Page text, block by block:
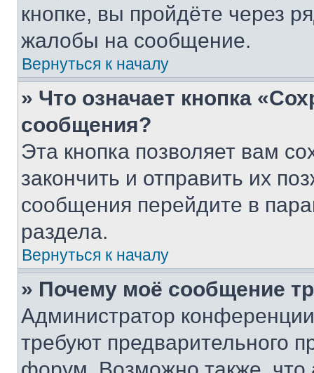
кнопке, вы пройдёте через
жалобы на сообщение.
Вернуться к началу
» Что означает кнопка
сообщения?
Эта кнопка позволяет вам
закончить и отправить их
сообщения перейдите в
раздела.
Вернуться к началу
» Почему моё сообщение
Администратор
требуют предварительного